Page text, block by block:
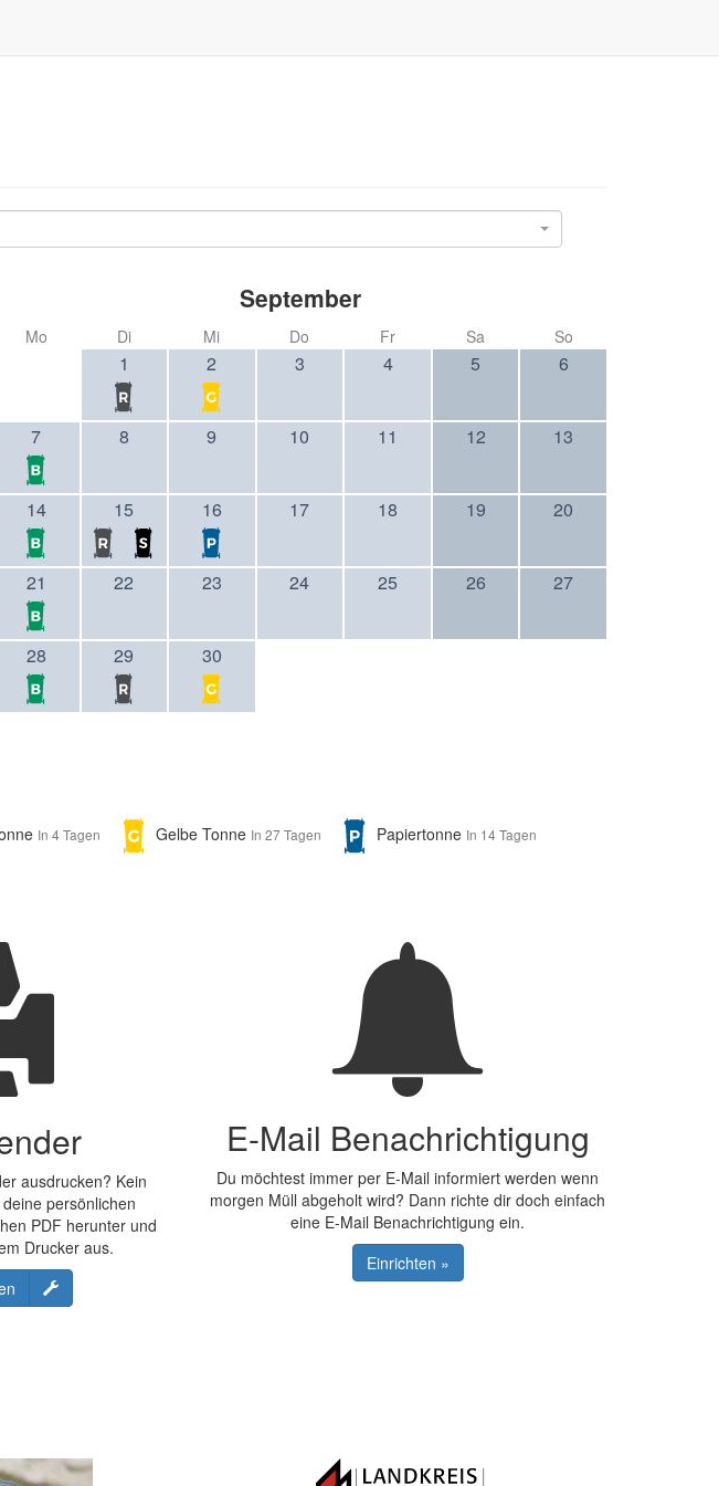
September
Mo Di Mi Do Fr Sa So
1 2 3 4 5 6
7 8 9 10 11 12 13
14 15 16 17 18 19 20
21 22 23 24 25 26 27
28 29 30
In 4 Tagen Gelbe Tonne In 27 Tagen Papiertonne In 14 Tagen
ausdrucken? Kein
persönlichen
PDF herunter und
Drucker aus.
Konfigurieren
E-Mail Benachrichtigung
Du möchtest immer per E-Mail informiert werden wenn
morgen Müll abgeholt wird? Dann richte dir doch einfach
eine E-Mail Benachrichtigung ein.
Einrichten »